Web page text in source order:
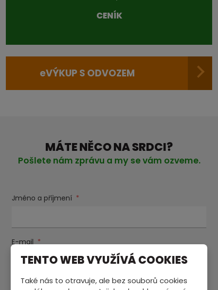
CENÍK
eVÝKUP S ODVOZEM
MÁTE NĚCO NA SRDCI?
Pošlete nám zprávu a my se vám ozveme.
Jméno a příjmení *
E-mail *
Text zprávy *
TENTO WEB VYUŽÍVÁ COOKIES
Také nás to otravuje, ale bez souborů cookies